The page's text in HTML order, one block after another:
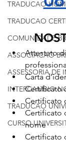
TRADUCAO
TRADUCAO
COMUNIDADE
ASSOCIACAO
ASSESSORIA DE
INTERCAMBIO
TRADUCAO
CURSO
Attestato
Carta
Certificato
Certificato
Certificato
nome
Certificato